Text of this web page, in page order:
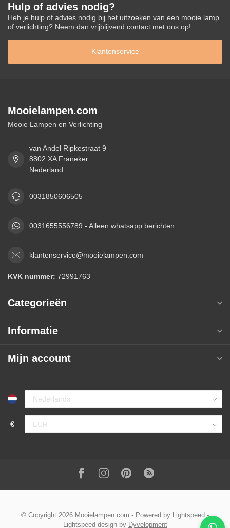
Hulp of advies nodig?
Heb je hulp of advies nodig bij het uitzoeken van een mooie lamp
of verlichting? Neem dan vrijblijvend contact met ons op!
Klantenservice
Mooielampen.com
Mooie Lampen en Verlichting
van Andel Ripkestraat 9
8802 XA Franeker
Nederland
0031850606505
0031655556789 - Alleen whatsapp berichten
klantenservice@mooielampen.com
KVK nummer: 72991763
Categorieën
Informatie
Mijn account
€
© Copyright 2026 Mooielampen.com - Powered by Lightspeed -
Lightspeed designby Dyvelopment